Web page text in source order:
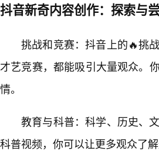
抖音新奇内容创作：探索与
挑战和竞赛：抖音上的🔥挑
才艺竞赛，都能吸引大量观众。
情。
教育与科普：科学、历史、
科普视频，你可以让更多观众了